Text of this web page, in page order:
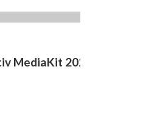
MediaKit 2020